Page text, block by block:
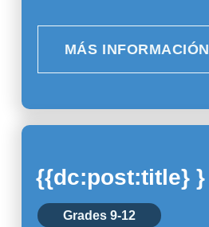
MÁS INFORMACIÓN
{{dc:post:title} }
Grades 9-12